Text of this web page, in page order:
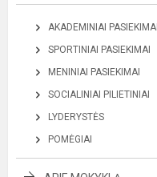
AKADEMINIAI PASIEKIMAI
SPORTINIAI PASIEKIMAI
MENINIAI PASIEKIMAI
SOCIALINIAI PILIETINIAI
LYDERYSTĖS
POMĖGIAI